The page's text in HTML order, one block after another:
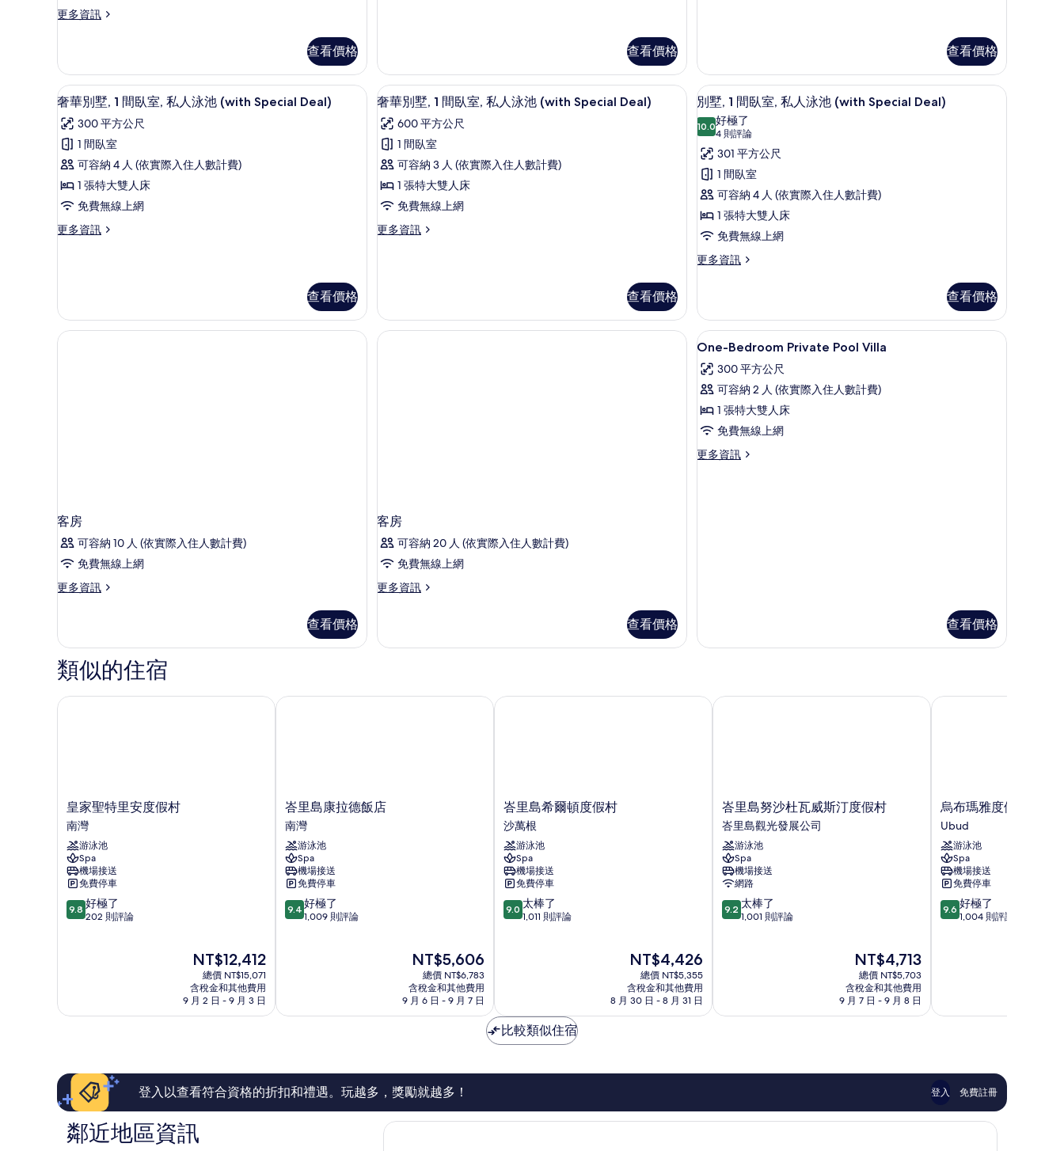
私
池
(with
Special
Deal)
的
所
有
相
片
更多資訊
更
2
間
臥
私
人
泳
池
(with
Special
Deal)
的
查看價格
人
泳
池
(with
Special
Deal)
的
所
有
3
間
臥
室,
私
人
泳
池
(with
Special
Deal)
的
詳
查看價格
人
泳
池
(with
Special
Deal)
的
所
有
相
片
1
間
臥
室,
私
人
泳
池
(with
Special
Deal)
詳
情
查看價格
顯
示
奢
華
別
墅,
間
人
泳
片
奢華別墅, 1 間臥室, 私人泳池 (with Special Deal) | 高級寢具、迷你吧、客房內保險箱、書桌
8
奢華別墅, 1 間臥室, 私人泳池 (with Special Deal)
300 平方公尺
1 間臥室
可容納 4 人 (依實際入住人數計費)
1 張特大雙人床
免費無線上網
更多資訊
更
1
間
臥
查看價格
顯
示
奢
華
別
墅,
間
人
泳
片
奢華別墅, 1 間臥室, 私人泳池 (with Special Deal) | 高級寢具、迷你吧、客房內保險箱、書桌
9
奢華別墅, 1 間臥室, 私人泳池 (with Special Deal)
600 平方公尺
1 間臥室
可容納 3 人 (依實際入住人數計費)
1 張特大雙人床
免費無線上網
更多資訊
更
1
間
臥
查看價格
顯
示
別
墅,
間
臥
室,
私
池
(with
Special
Deal)
的
所
有
相
別墅, 1 間臥室, 私人泳池 (with Special Deal) |
25
別墅, 1 間臥室, 私人泳池 (with Special Deal)
10.010.0 分，滿分 10 分
好極了
4 則評論
(4
則
評
論)
301 平方公尺
1 間臥室
可容納 4 人 (依實際入住人數計費)
1 張特大雙人床
免費無線上網
更多資訊
更
1
間
臥
私
人
池
(with
Deal)
查看價格
客房
可容納 10 人 (依實際入住人數計費)
免費無線上網
更多資訊
更
的
詳
情
查看價格
客房
可容納 20 人 (依實際入住人數計費)
免費無線上網
更多資訊
更
的
查看價格
顯
示
One-
Bedroom
Private
Pool
Villa
高級寢具、迷你吧、客房內保險箱、書桌
2
One-Bedroom Private Pool Villa
300 平方公尺
可容納 2 人 (依實際入住人數計費)
1 張特大雙人床
免費無線上網
更多資訊
更
查看價格
類似的住宿
皇
家
聖
特
里
安
度
假
村
皇家聖特里安度假村
南灣
游泳池
Spa
機場接送
免費停車
9.8
分，
了，
論
9.8 好極了
202 則評論
現
價
格
為
NT$12,412
總價 NT$15,071
含稅金和其他費用
9 月 2 日 - 9 月 3 日
皇家聖特里安度假村
峇
里
島
康
拉
德
飯
店
南
峇里島康拉德飯店
南灣
游泳池
Spa
機場接送
免費停車
9.4
分，
了，
論
9.4 好極了
1,009 則評論
現
價
格
為
NT$5,606
總價 NT$6,783
含稅金和其他費用
9 月 6 日 - 9 月 7 日
峇里島康拉德飯店
峇
里
島
希
爾
頓
度
假
村
峇里島希爾頓度假村
沙萬根
游泳池
Spa
機場接送
免費停車
9.0
分，
了，
1,011
則
論
9.0 太棒了
1,011 則評論
現
價
格
為
NT$4,426
總價 NT$5,355
含稅金和其他費用
8 月 30 日 - 8 月 31 日
峇里島希爾頓度假村
峇
里
島
努
沙
杜
瓦
威
斯
島
展
峇里島努沙杜瓦威斯汀度假村
峇里島觀光發展公司
游泳池
Spa
機場接送
網路
9.2
分，
了，
論
9.2 太棒了
1,001 則評論
現
在
價
格
為
NT$4,713
總價 NT$5,703
含稅金和其他費用
9 月 7 日 - 9 月 8 日
峇里島努沙杜瓦威斯汀度假村
烏
布
瑪
雅
度
假
村
及
水
烏布瑪雅度假村及水
Ubud
游泳池
Spa
機場接送
免費停車
9.6
分，
了，
論
9.6 好極了
1,004 則評論
烏布瑪雅度假村及水療
比較類似住宿
登入以查看符合資格的折扣和禮遇。玩越多，獎勵就越多！ 登入 免費註冊
鄰近地區資訊